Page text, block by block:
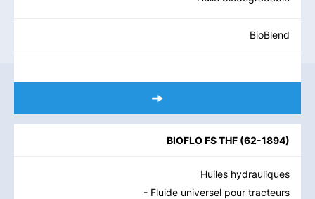
BioBlend
BIOFLO FS THF (62-1894)
Huiles hydrauliques
- Fluide universel pour tracteurs